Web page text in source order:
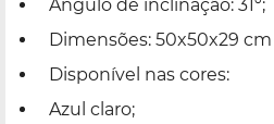
Ângulo de inclinação: 31º;
Dimensões: 50x50x29 cm
Disponível nas cores:
Azul claro;